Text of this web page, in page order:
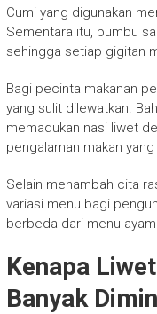
Cumi yang digunakan
Sementara itu, bumbu
sehingga setiap gigitan
Bagi pecinta makanan
yang sulit dilewatkan.
memadukan nasi liwet
pengalaman makan
Selain menambah cita
variasi menu bagi
berbeda dari menu
Kenapa
Banyak